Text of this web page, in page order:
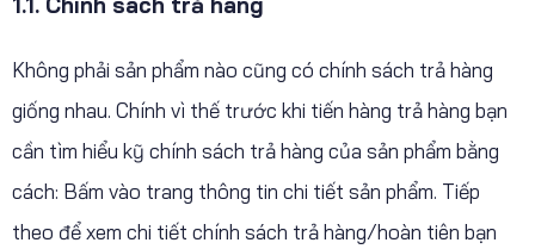
Không phải sản phẩm nào cũng có chính sách trả hàng
giống nhau. Chính vì thế trước khi tiến hàng trả hàng bạn
cần tìm hiểu kỹ chính sách trả hàng của sản phẩm bằng
cách: Bấm vào trang thông tin chi tiết sản phẩm. Tiếp
theo để xem chi tiết chính sách trả hàng/hoàn tiên bạn